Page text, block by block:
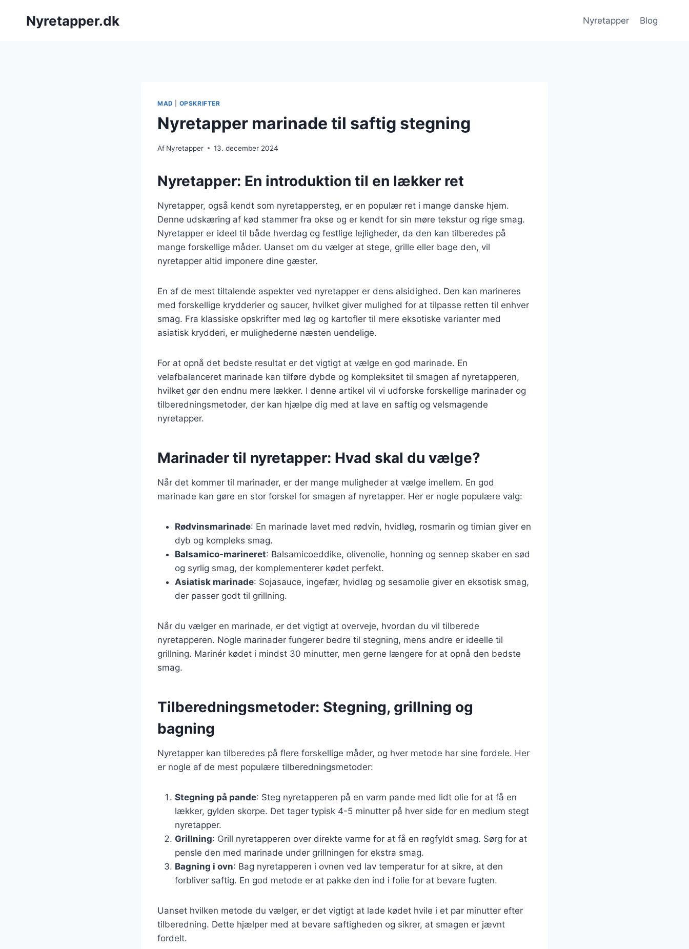
Nyretapper.dk Nyretapper Blog
MAD OPSKRIFTER
Nyretapper marinade til saftig stegning
Af Nyretapper 13. december 2024
Nyretapper: En introduktion til en lækker ret
Nyretapper, også kendt som nyretappersteg, er en populær ret i mange danske hjem.
Denne udskæring af kød stammer fra okse og er kendt for sin møre tekstur og rige smag.
Nyretapper er ideel til både hverdag og festlige lejligheder, da den kan tilberedes på
mange forskellige måder. Uanset om du vælger at stege, grille eller bage den, vil
nyretapper altid imponere dine gæster.
En af de mest tiltalende aspekter ved nyretapper er dens alsidighed. Den kan marineres
med forskellige krydderier og saucer, hvilket giver mulighed for at tilpasse retten til enhver
smag. Fra klassiske opskrifter med løg og kartofler til mere eksotiske varianter med
asiatisk krydderi, er mulighederne næsten uendelige.
For at opnå det bedste resultat er det vigtigt at vælge en god marinade. En
velafbalanceret marinade kan tilføre dybde og kompleksitet til smagen af nyretapperen,
hvilket gør den endnu mere lækker. I denne artikel vil vi udforske forskellige marinader og
tilberedningsmetoder, der kan hjælpe dig med at lave en saftig og velsmagende
nyretapper.
Marinader til nyretapper: Hvad skal du vælge?
Når det kommer til marinader, er der mange muligheder at vælge imellem. En god
marinade kan gøre en stor forskel for smagen af nyretapper. Her er nogle populære valg:
Rødvinsmarinade: En marinade lavet med rødvin, hvidløg, rosmarin og timian giver en
dyb og kompleks smag.
Balsamico-marineret: Balsamicoeddike, olivenolie, honning og sennep skaber en sød
og syrlig smag, der komplementerer kødet perfekt.
Asiatisk marinade: Sojasauce, ingefær, hvidløg og sesamolie giver en eksotisk smag,
der passer godt til grillning.
Når du vælger en marinade, er det vigtigt at overveje, hvordan du vil tilberede
nyretapperen. Nogle marinader fungerer bedre til stegning, mens andre er ideelle til
grillning. Marinér kødet i mindst 30 minutter, men gerne længere for at opnå den bedste
smag.
Tilberedningsmetoder: Stegning, grillning og
bagning
Nyretapper kan tilberedes på flere forskellige måder, og hver metode har sine fordele. Her
er nogle af de mest populære tilberedningsmetoder:
Stegning på pande: Steg nyretapperen på en varm pande med lidt olie for at få en
lækker, gylden skorpe. Det tager typisk 4-5 minutter på hver side for en medium stegt
nyretapper.
Grillning: Grill nyretapperen over direkte varme for at få en røgfyldt smag. Sørg for at
pensle den med marinade under grillningen for ekstra smag.
Bagning i ovn: Bag nyretapperen i ovnen ved lav temperatur for at sikre, at den
forbliver saftig. En god metode er at pakke den ind i folie for at bevare fugten.
Uanset hvilken metode du vælger, er det vigtigt at lade kødet hvile i et par minutter efter
tilberedning. Dette hjælper med at bevare saftigheden og sikrer, at smagen er jævnt
fordelt.